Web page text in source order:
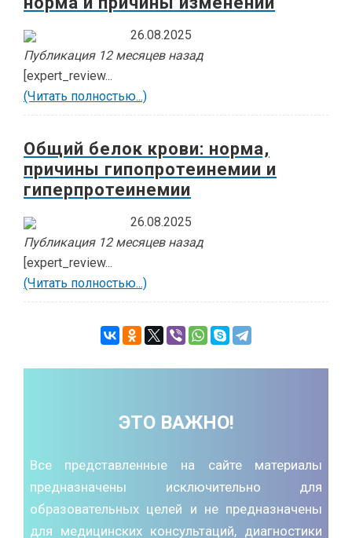
26.08.2025
Публикация 12 месяцев назад
[expert_review...
(Читать полностью...)
Общий белок крови: норма,
причины гипопротеинемии и
гиперпротеинемии
26.08.2025
Публикация 12 месяцев назад
[expert_review...
(Читать полностью...)
ЭТО ВАЖНО!
Все представленные на сайте материалы
предназначены исключительно для
образовательных целей и не предназначены
для медицинских консультаций, диагностики